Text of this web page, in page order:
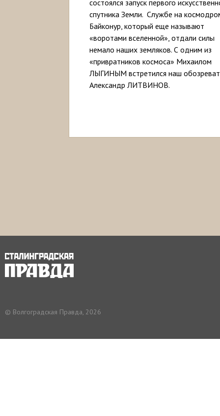
состоялся запуск первого
спутника Земли. Службе на
Байконур, который еще называют
«воротами вселенной», отдали силы
немало наших земляков. С одним из
«привратников космоса» Михаилом
ЛЫГИНЫМ встретился наш
Александр ЛИТВИНОВ.
© Волгоградская Правда, 2026